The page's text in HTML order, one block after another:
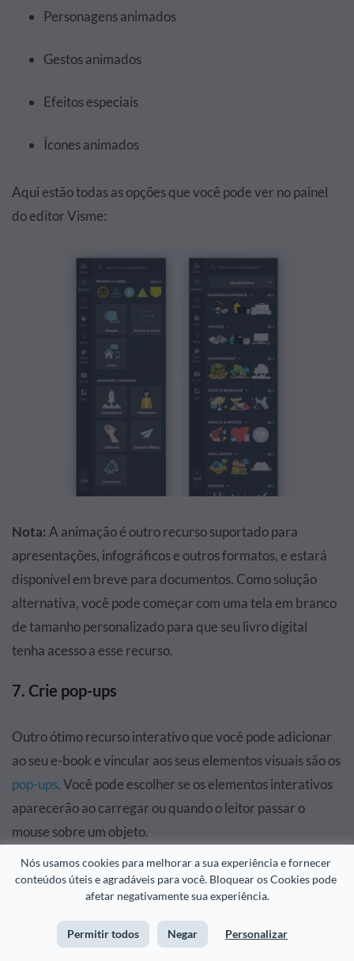
Nós usamos cookies para melhorar a sua experiência e fornecer
conteúdos úteis e agradáveis para você. Bloquear os Cookies pode
afetar negativamente sua experiência.
Permitir todos Negar Personalizar
Personagens animados
Gestos animados
Efeitos especiais
Ícones animados
Aqui estão todas as opções que você pode ver no painel
do editor Visme:
Nota: A animação é outro recurso suportado para
apresentações, infográficos e outros formatos, e estará
disponível em breve para documentos. Como solução
alternativa, você pode começar com uma tela em branco
de tamanho personalizado para que seu livro digital
tenha acesso a esse recurso.
7. Crie pop-ups
Outro ótimo recurso interativo que você pode adicionar
ao seu e-book e vincular aos seus elementos visuais são os
pop-ups. Você pode escolher se os elementos interativos
aparecerão ao carregar ou quando o leitor passar o
mouse sobre um objeto.
Dê uma olhada nesse recurso em ação abaixo.